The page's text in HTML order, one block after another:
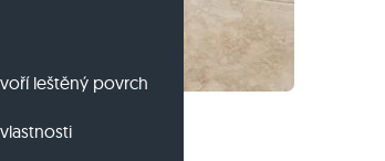
z ruly
leštěný povrch